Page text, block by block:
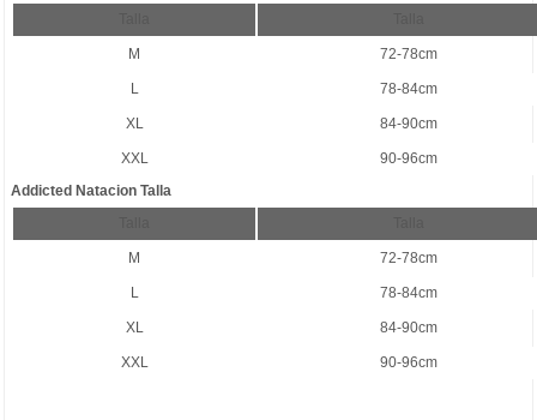
M 72-78cm
L 78-84cm
XL 84-90cm
XXL
90-96cm
Addicted Natacion Talla
M 72-78cm
L 78-84cm
XL 84-90cm
XXL 90-96cm